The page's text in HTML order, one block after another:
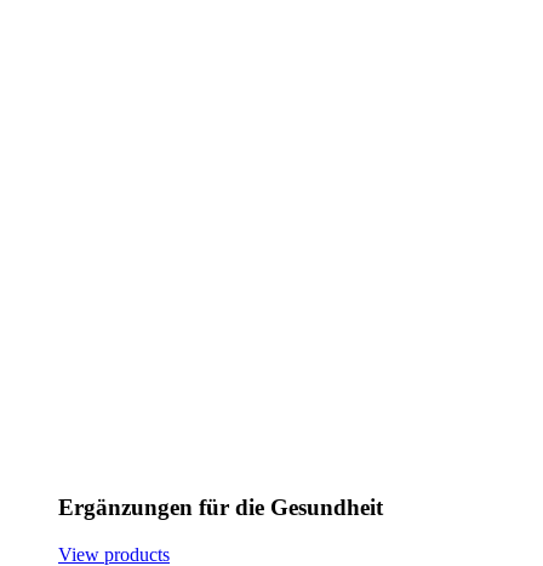
Ergänzungen für die Gesundheit
View products